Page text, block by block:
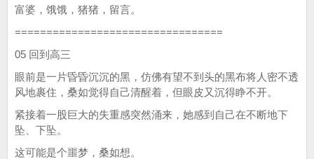
富婆，饿饿，猪猪，留言。
=================================
05 回到高三
眼前是一片昏昏沉沉的黑，仿佛有望不到头的黑布将人密不透
风地裹住，桑如觉得自己清醒着，但眼皮又沉得睁不开。
紧接着一股巨大的失重感突然涌来，她感到自己在不断地下
坠、下坠。
这可能是个噩梦，桑如想。